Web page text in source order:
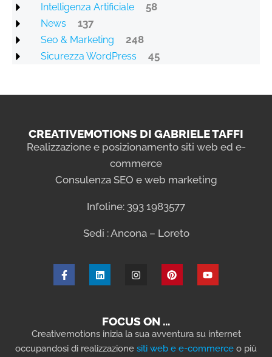
Intelligenza Artificiale 58
News 137
Seo & Marketing 248
Sicurezza WordPress 45
CREATIVEMOTIONS DI GABRIELE TAFFI
Realizzazione e posizionamento siti web ed e-
commerce
Consulenza SEO e web marketing
Infoline: 393 1983577
Sedi : Ancona – Loreto
FOCUS ON …
Creativemotions inizia la sua avventura su internet
occupandosi di realizzazione siti web e e-commerce o più